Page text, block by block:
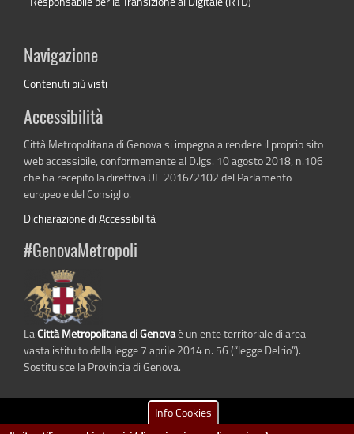
Navigazione
Contenuti più visti
Accessibilità
Città Metropolitana di Genova si impegna a rendere il proprio sito
web accessibile, conformemente al D.lgs. 10 agosto 2018, n.106
che ha recepito la direttiva UE 2016/2102 del Parlamento
europeo e del Consiglio.
Dichiarazione di Accessibilità
#GenovaMetropoli
LaCittà Metropolitana di Genovaè un ente territoriale di area
vasta istituito dalla legge 7 aprile 2014 n. 56 (“legge Delrio”).
Sostituisce la Provincia di Genova.
Info Cookies